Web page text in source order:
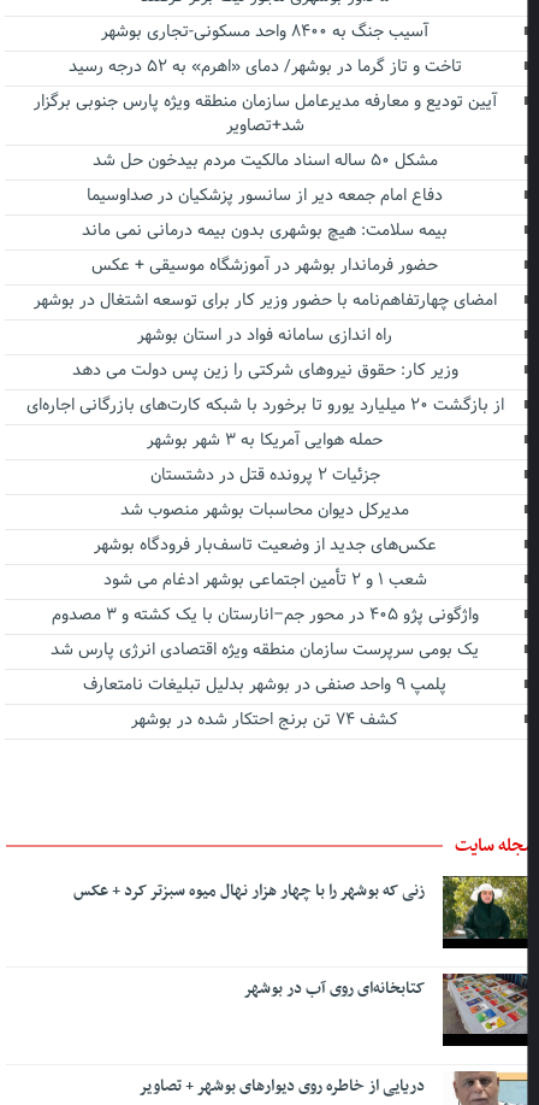
آسیب جنگ به ۸۴۰۰ واحد مسکونی-تجاری بوشهر
تاخت و تاز گرما در بوشهر/ دمای «اهرم» به ۵۲ درجه رسید
آیین تودیع و معارفه مدیرعامل سازمان منطقه ویژه پارس جنوبی برگزار
شد+تصاویر
مشکل ۵۰ ساله اسناد مالکیت مردم بیدخون حل شد
دفاع امام جمعه دیر از سانسور پزشکیان در صداوسیما
بیمه سلامت: هیچ بوشهری بدون بیمه درمانی نمی ماند
حضور فرماندار بوشهر در آموزشگاه موسیقی + عکس
امضای چهارتفاهم‌نامه با حضور وزیر کار برای توسعه اشتغال در بوشهر
راه اندازی سامانه فواد در استان بوشهر
وزیر کار: حقوق نیروهای شرکتی را زین پس دولت می دهد
از بازگشت ۲۰ میلیارد یورو تا برخورد با شبکه کارت‌های بازرگانی اجاره‌ای
حمله هوایی آمریکا به ۳ شهر بوشهر
جزئیات ۲ پرونده قتل در دشتستان
مدیرکل دیوان محاسبات بوشهر منصوب شد
عکس‌های جدید از وضعیت تاسف‌بار فرودگاه بوشهر
شعب ۱ و ۲ تأمین اجتماعی بوشهر ادغام می شود
واژگونی پژو ۴۰۵ در محور جم–انارستان با یک کشته و ۳ مصدوم
یک بومی سرپرست سازمان منطقه ویژه اقتصادی انرژی پارس شد
پلمپ ۹ واحد صنفی در بوشهر بدلیل تبلیغات نامتعارف
کشف ۷۴ تن برنج احتکار شده در بوشهر
سایت
زنی که بوشهر را با چهار هزار نهال میوه سبزتر کرد + عکس
کتابخانه‌ای روی آب در بوشهر
دریایی از خاطره روی دیوارهای بوشهر + تصاویر